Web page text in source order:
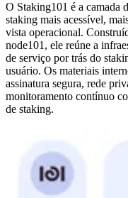
O Staking101 é a camada
staking mais acessível,
vista operacional.
node101, ele reúne a
de serviço por trás do
usuário. Os materiais
assinatura segura, rede
monitoramento contínuo
de staking.